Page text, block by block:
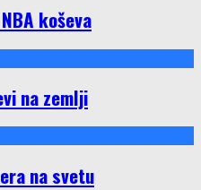
koševa
na zemlji
na svetu